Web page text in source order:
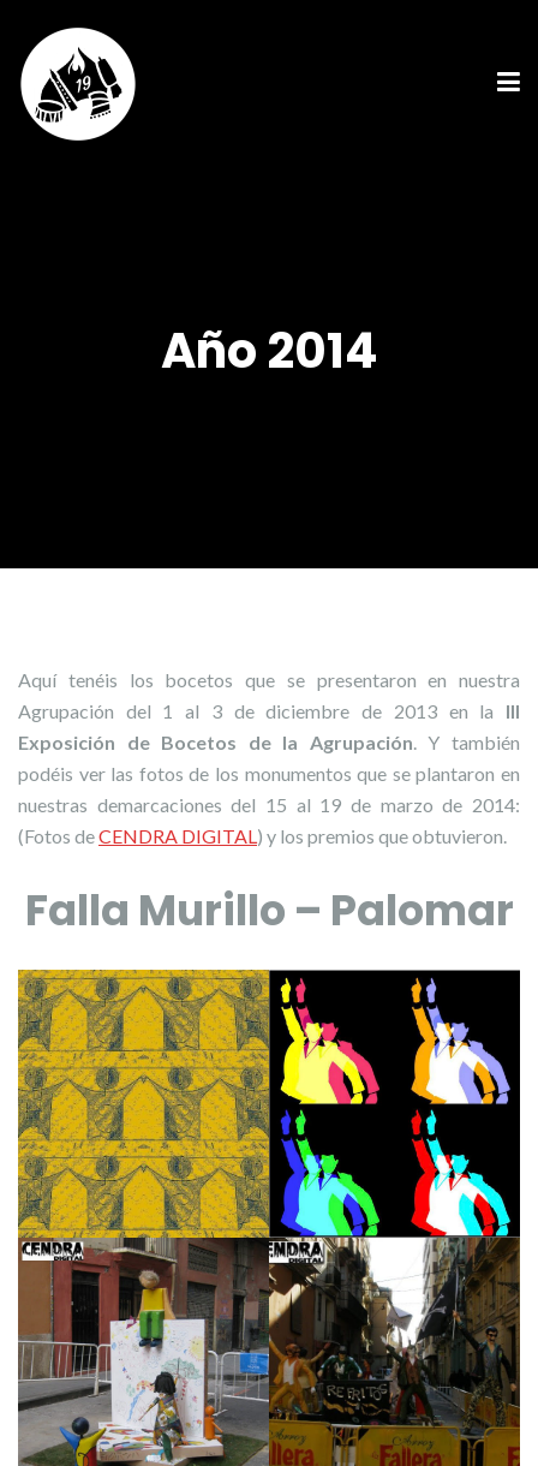
Año 2014
Aquí tenéis los bocetos que se presentaron en nuestra
Agrupación del 1 al 3 de diciembre de 2013 en la III
Exposición de Bocetos de la Agrupación. Y también
podéis ver las fotos de los monumentos que se plantaron en
nuestras demarcaciones del 15 al 19 de marzo de 2014:
(Fotos deCENDRA DIGITAL) y los premios que obtuvieron.
Falla Murillo – Palomar